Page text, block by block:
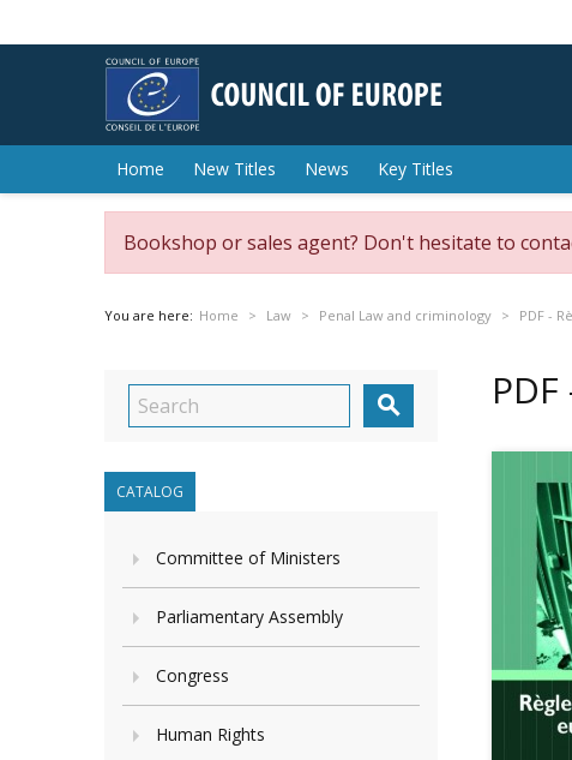
Home New Titles News Key Titles
Bookshop or sales agent? Don't hesitate to
You are here: Home Law Penal Law and criminology PDF -

CATALOG
Committee of Ministers
Parliamentary Assembly
Congress
Human Rights